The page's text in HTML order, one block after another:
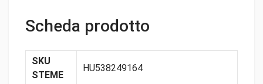
Scheda prodotto
SKU
STEME
HU538249164